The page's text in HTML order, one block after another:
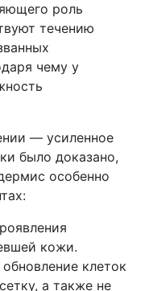
роль
течению
чему у
— усиленное
было доказано,
особенно
кожи.
клеток
а также не